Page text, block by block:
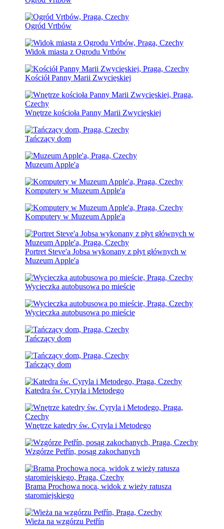
Ogród Vrtbów
Widok miasta z Ogrodu Vrtbów
Kościół Panny Marii Zwycięskiej
Wnętrze kościoła Panny Marii Zwycięskiej
Tańczący dom
Muzeum Apple'a
Komputery w Muzeum Apple'a
Komputery w Muzeum Apple'a
Portret Steve'a Jobsa wykonany z płyt głównych w
Muzeum Apple'a
Wycieczka autobusowa po mieście
Wycieczka autobusowa po mieście
Tańczący dom
Tańczący dom
Katedra św. Cyryla i Metodego
Wnętrze katedry św. Cyryla i Metodego
Wzgórze Petřín, posąg zakochanych
Brama Prochowa nocą, widok z wieży ratusza
staromiejskiego
Wieża na wzgórzu Petřín